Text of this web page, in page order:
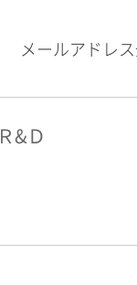
メールアドレ
Ｒ&Ｄ